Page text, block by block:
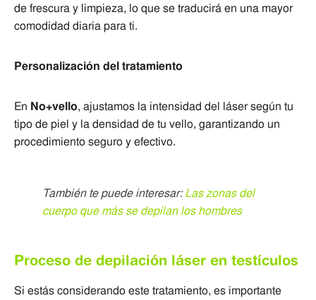
de frescura y limpieza, lo que se traducirá en una mayor
comodidad diaria para ti.
Personalización del tratamiento
En No+vello, ajustamos la intensidad del láser según tu
tipo de piel y la densidad de tu vello, garantizando un
procedimiento seguro y efectivo.
También te puede interesar:Las zonas del
cuerpo que más se depilan los hombres
Proceso de depilación láser en testículos
Si estás considerando este tratamiento, es importante